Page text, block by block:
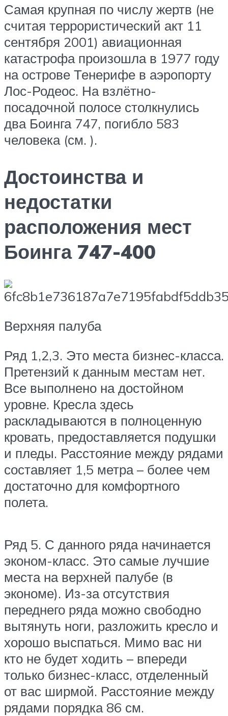
Самая крупная по числу жертв (не
считая террористический акт 11
сентября 2001) авиационная
катастрофа произошла в 1977 году
на острове Тенерифе в аэропорту
Лос-Родеос. На взлётно-
посадочной полосе столкнулись
два Боинга 747, погибло 583
человека (см. ).
Достоинства и
недостатки
расположения мест
Боинга 747-400
Верхняя палуба
Ряд 1,2,3. Это места бизнес-класса.
Претензий к данным местам нет.
Все выполнено на достойном
уровне. Кресла здесь
раскладываются в полноценную
кровать, предоставляется подушки
и пледы. Расстояние между рядами
составляет 1,5 метра – более чем
достаточно для комфортного
полета.
Ряд 5. С данного ряда начинается
эконом-класс. Это самые лучшие
места на верхней палубе (в
экономе). Из-за отсутствия
переднего ряда можно свободно
вытянуть ноги, разложить кресло и
хорошо выспаться. Мимо вас ни
кто не будет ходить – впереди
только бизнес-класс, отделенный
от вас ширмой. Расстояние между
рядами порядка 86 см.